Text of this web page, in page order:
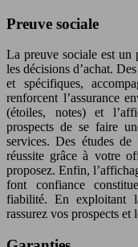
Preuve sociale
La preuve sociale est un
les décisions d’achat.
et spécifiques,
renforcent l’assurance
(étoiles, notes) et
prospects de se faire
services. Des études de
réussite grâce à votre
proposez. Enfin,
font confiance
fiabilité. En exploitant
rassurez vos prospects et